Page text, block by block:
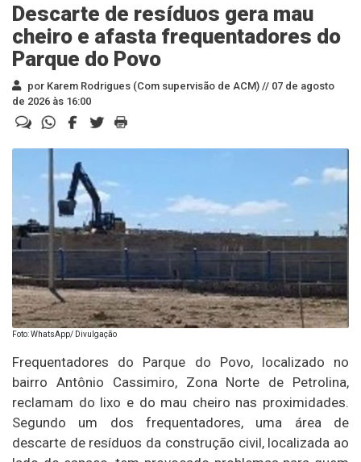
Descarte de resíduos gera mau
cheiro e afasta frequentadores do
Parque do Povo
por Karem Rodrigues (Com supervisão de ACM) // 07 de agosto
de 2026 às 16:00
Foto: WhatsApp/ Divulgação
Frequentadores do Parque do Povo, localizado no
bairro Antônio Cassimiro, Zona Norte de Petrolina,
reclamam do lixo e do mau cheiro nas proximidades.
Segundo um dos frequentadores, uma área de
descarte de resíduos da construção civil, localizada ao